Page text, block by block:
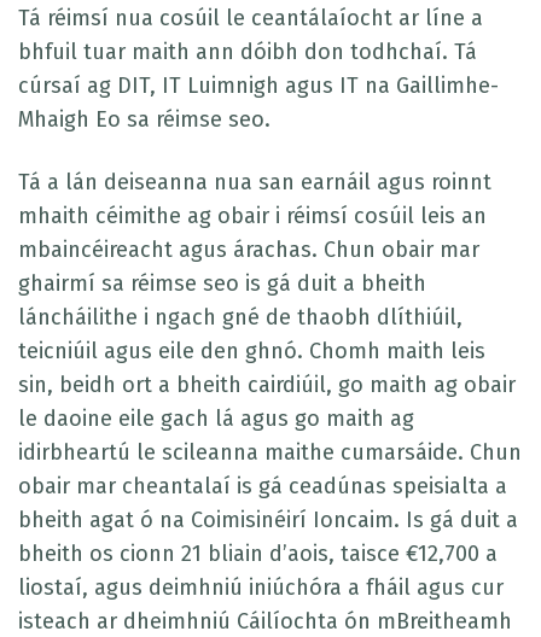
Tá réimsí nua cosúil le ceantálaíocht ar líne a
bhfuil tuar maith ann dóibh don todhchaí. Tá
cúrsaí ag DIT, IT Luimnigh agus IT na Gaillimhe-
Mhaigh Eo sa réimse seo.
Tá a lán deiseanna nua san earnáil agus roinnt
mhaith céimithe ag obair i réimsí cosúil leis an
mbaincéireacht agus árachas. Chun obair mar
ghairmí sa réimse seo is gá duit a bheith
láncháilithe i ngach gné de thaobh dlíthiúil,
teicniúil agus eile den ghnó. Chomh maith leis
sin, beidh ort a bheith cairdiúil, go maith ag obair
le daoine eile gach lá agus go maith ag
idirbheartú le scileanna maithe cumarsáide. Chun
obair mar cheantalaí is gá ceadúnas speisialta a
bheith agat ó na Coimisinéirí Ioncaim. Is gá duit a
bheith os cionn 21 bliain d’aois, taisce €12,700 a
liostaí, agus deimhniú iniúchóra a fháil agus cur
isteach ar dheimhniú Cáilíochta ón mBreitheamh